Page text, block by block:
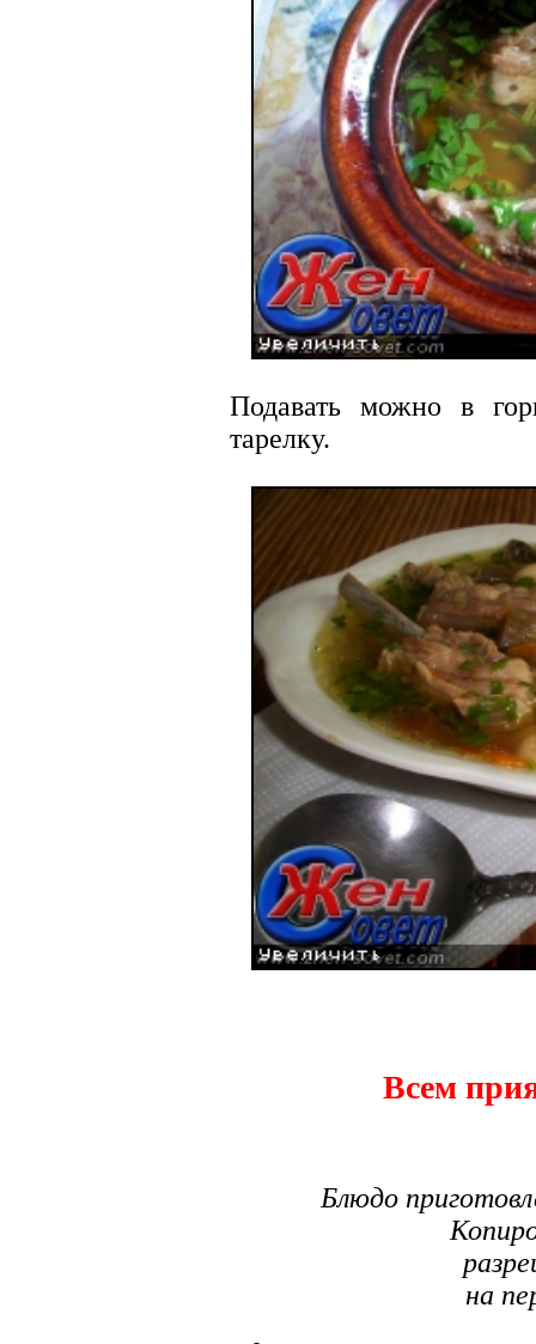
Подавать можно в
тарелку.
Всем
Блюдо
на